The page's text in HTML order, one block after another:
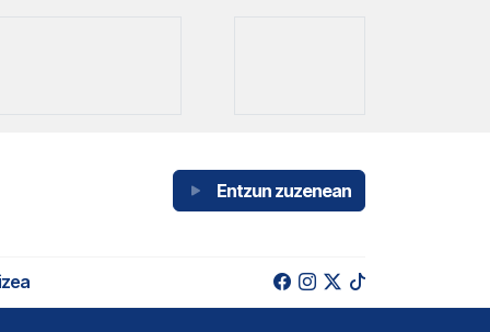
Entzun zuzenean